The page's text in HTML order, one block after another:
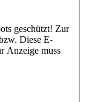
geschützt! Zur
Diese E-
Anzeige muss